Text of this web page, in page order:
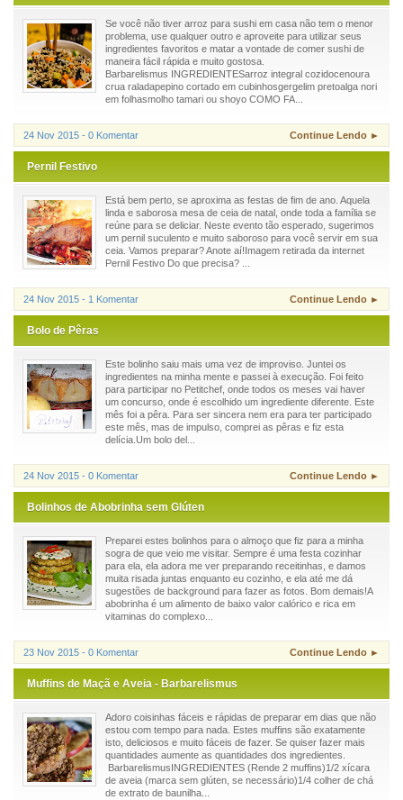
Se você não tiver arroz para sushi em casa não tem o menor
problema, use qualquer outro e aproveite para utilizar seus
ingredientes favoritos e matar a vontade de comer sushi de
maneira fácil rápida e muito gostosa.
Barbarelismus INGREDIENTESarroz integral cozidocenoura
crua raladapepino cortado em cubinhosgergelim pretoalga nori
em folhasmolho tamari ou shoyo COMO FA...
24 Nov 2015 - 0 Komentar Continue Lendo ►
Pernil Festivo
Está bem perto, se aproxima as festas de fim de ano. Aquela
linda e saborosa mesa de ceia de natal, onde toda a família se
reúne para se deliciar. Neste evento tão esperado, sugerimos
um pernil suculento e muito saboroso para você servir em sua
ceia. Vamos preparar? Anote aí!Imagem retirada da internet
Pernil Festivo Do que precisa? ...
24 Nov 2015 - 1 Komentar Continue Lendo ►
Bolo de Pêras
Este bolinho saiu mais uma vez de improviso. Juntei os
ingredientes na minha mente e passei à execução. Foi feito
para participar no Petitchef, onde todos os meses vai haver
um concurso, onde é escolhido um ingrediente diferente. Este
mês foi a pêra. Para ser sincera nem era para ter participado
este mês, mas de impulso, comprei as pêras e fiz esta
delícia.Um bolo del...
24 Nov 2015 - 0 Komentar Continue Lendo ►
Bolinhos de Abobrinha sem Glúten
Preparei estes bolinhos para o almoço que fiz para a minha
sogra de que veio me visitar. Sempre é uma festa cozinhar
para ela, ela adora me ver preparando receitinhas, e damos
muita risada juntas enquanto eu cozinho, e ela até me dá
sugestões de background para fazer as fotos. Bom demais!A
abobrinha é um alimento de baixo valor calórico e rica em
vitaminas do complexo...
23 Nov 2015 - 0 Komentar Continue Lendo ►
Muffins de Maçã e Aveia - Barbarelismus
Adoro coisinhas fáceis e rápidas de preparar em dias que não
estou com tempo para nada. Estes muffins são exatamente
isto, deliciosos e muito fáceis de fazer. Se quiser fazer mais
quantidades aumente as quantidades dos ingredientes.
BarbarelismusINGREDIENTES (Rende 2 muffins)1/2 xícara
de aveia (marca sem glúten, se necessário)1/4 colher de chá
de extrato de baunilha...